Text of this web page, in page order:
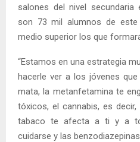
salones del nivel
son 73 mil alumnos de
medio superior los que
“Estamos en una estrategia
hacerle ver a los jóvenes
mata, la metanfetamina te
tóxicos, el cannabis, es
tabaco te afecta a ti y a
cuidarse y las